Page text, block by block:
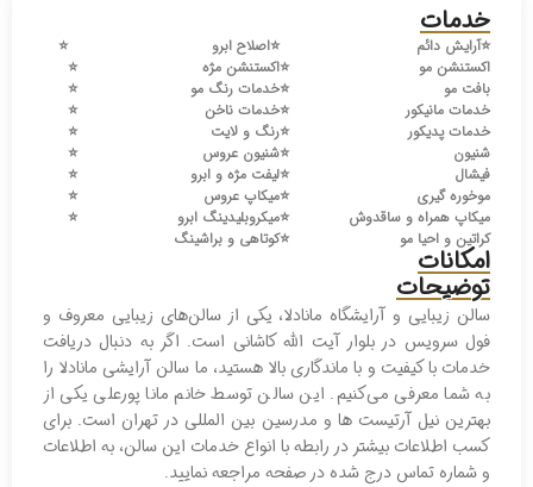
خدمات
⭐️آرایش دائم ⭐️اصلاح ابرو
⭐️
اکستنشن مو
⭐️اکستنشن مژه
⭐️
بافت مو
⭐️خدمات رنگ مو
⭐️
خدمات مانیکور
⭐️خدمات ناخن
⭐️
خدمات پدیکور
⭐️رنگ و لایت
⭐️
شنیون
⭐️شنیون عروس
⭐️
فیشال
⭐️لیفت مژه و ابرو
⭐️
موخوره گیری
⭐️میکاپ عروس
⭐️
میکاپ همراه و ساقدوش
⭐️میکروبلیدینگ ابرو
⭐️
کراتین و احیا مو
⭐️کوتاهی و براشینگ
امکانات
توضیحات
سالن زیبایی و آرایشگاه مانادلا، یکی از سالن‌های زیبایی معروف و
فول سرویس در بلوار آیت الله کاشانی است. اگر به دنبال دریافت
خدمات با کیفیت و با ماندگاری بالا هستید، ما سالن آرایشی مانادلا را
به شما معرفی می‌کنیم. این سالن توسط خانم مانا پورعلی یکی از
بهترین نیل آرتیست ها و مدرسین بین المللی در تهران است. برای
کسب اطلاعات بیشتر در رابطه با انواع خدمات این سالن، به اطلاعات
و شماره تماس درج شده در صفحه مراجعه نمایید.